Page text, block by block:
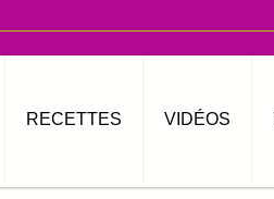
RECETTES VIDÉOS